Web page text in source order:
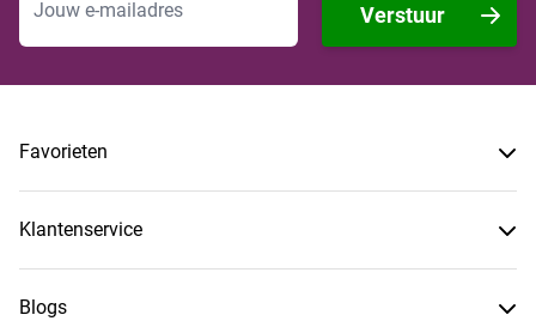
Verstuur
Favorieten
Klantenservice
Blogs